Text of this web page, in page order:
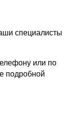
специалисты
или по
подробной